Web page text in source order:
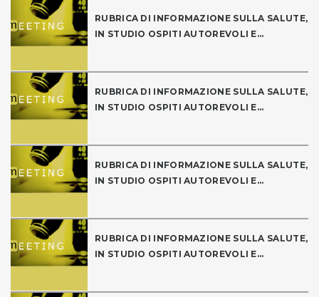
RUBRICA DI INFORMAZIONE SULLA SALUTE,
IN STUDIO OSPITI AUTOREVOLI E...
RUBRICA DI INFORMAZIONE SULLA SALUTE,
IN STUDIO OSPITI AUTOREVOLI E...
RUBRICA DI INFORMAZIONE SULLA SALUTE,
IN STUDIO OSPITI AUTOREVOLI E...
RUBRICA DI INFORMAZIONE SULLA SALUTE,
IN STUDIO OSPITI AUTOREVOLI E...